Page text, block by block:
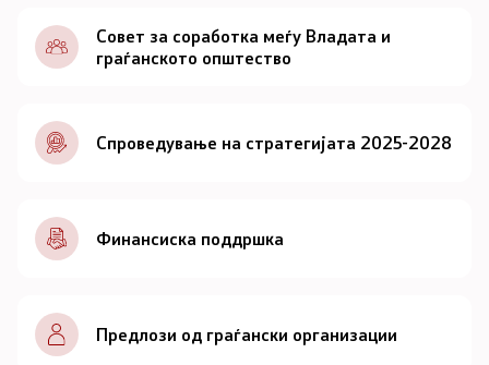
Документи
Совет
За советот
Документи
Записници и дневни редови од седниците на
Советот
Совет за соработка меѓу Владата и
граѓанското општество
Спроведување на стратегијата 2025-2028
Финансиска поддршка
Предлози од граѓански организации